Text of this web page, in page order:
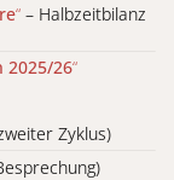
“ – Halbzeitbilanz
2025/26“
Zyklus)